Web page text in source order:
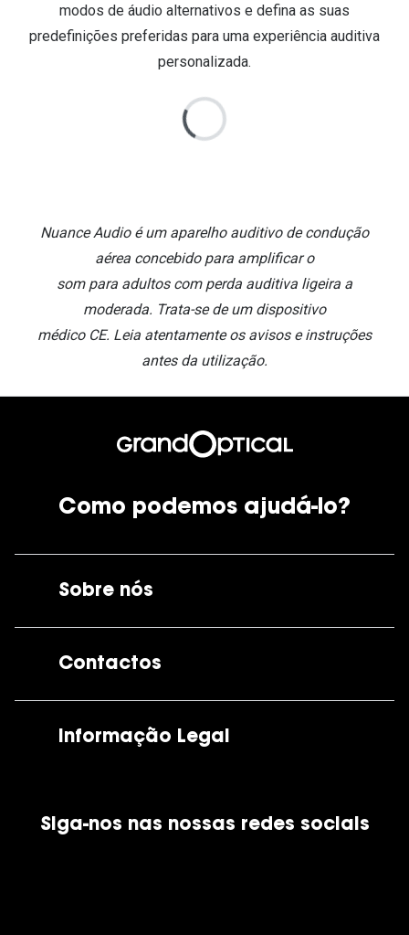
modos de áudio alternativos e defina as suas
predefinições preferidas para uma experiência auditiva
personalizada.
Nuance Audio é um aparelho auditivo de condução
aérea concebido para amplificar o
som para adultos com perda auditiva ligeira a
moderada. Trata-se de um dispositivo
médico CE. Leia atentamente os avisos e instruções
antes da utilização.
Como podemos ajudá-lo?
Sobre nós
Contactos
Informação Legal
Política de Cookies
Siga-nos nas nossas redes sociais